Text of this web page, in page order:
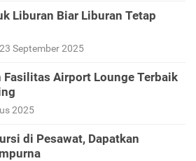
Liburan Biar Liburan Tetap
23 September 2025
Fasilitas Airport Lounge Terbaik
2025
di Pesawat, Dapatkan